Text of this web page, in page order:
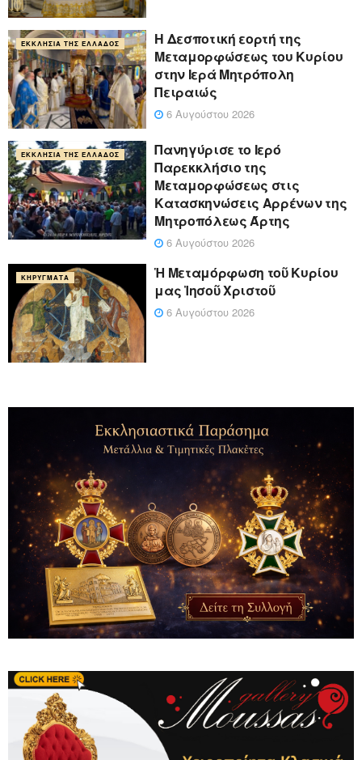
ΕΚΚΛΗΣΊΑ ΤΗΣ ΕΛΛΆΔΟΣ
Η Δεσποτική εορτή της
Μεταμορφώσεως του Κυρίου
στην Ιερά Μητρόπολη
Πειραιώς
6 Αυγούστου 2026
ΕΚΚΛΗΣΊΑ ΤΗΣ ΕΛΛΆΔΟΣ
Πανηγύρισε το Ιερό
Παρεκκλήσιο της
Μεταμορφώσεως στις
Κατασκηνώσεις Αρρένων της
Μητροπόλεως Άρτης
6 Αυγούστου 2026
ΚΗΡΎΓΜΑΤΑ
Ἡ Μεταμόρφωση τοῦ Κυρίου
μας Ἰησοῦ Χριστοῦ
6 Αυγούστου 2026